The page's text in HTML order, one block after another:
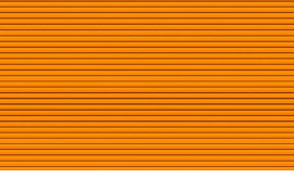
de mi
que me
el material y los